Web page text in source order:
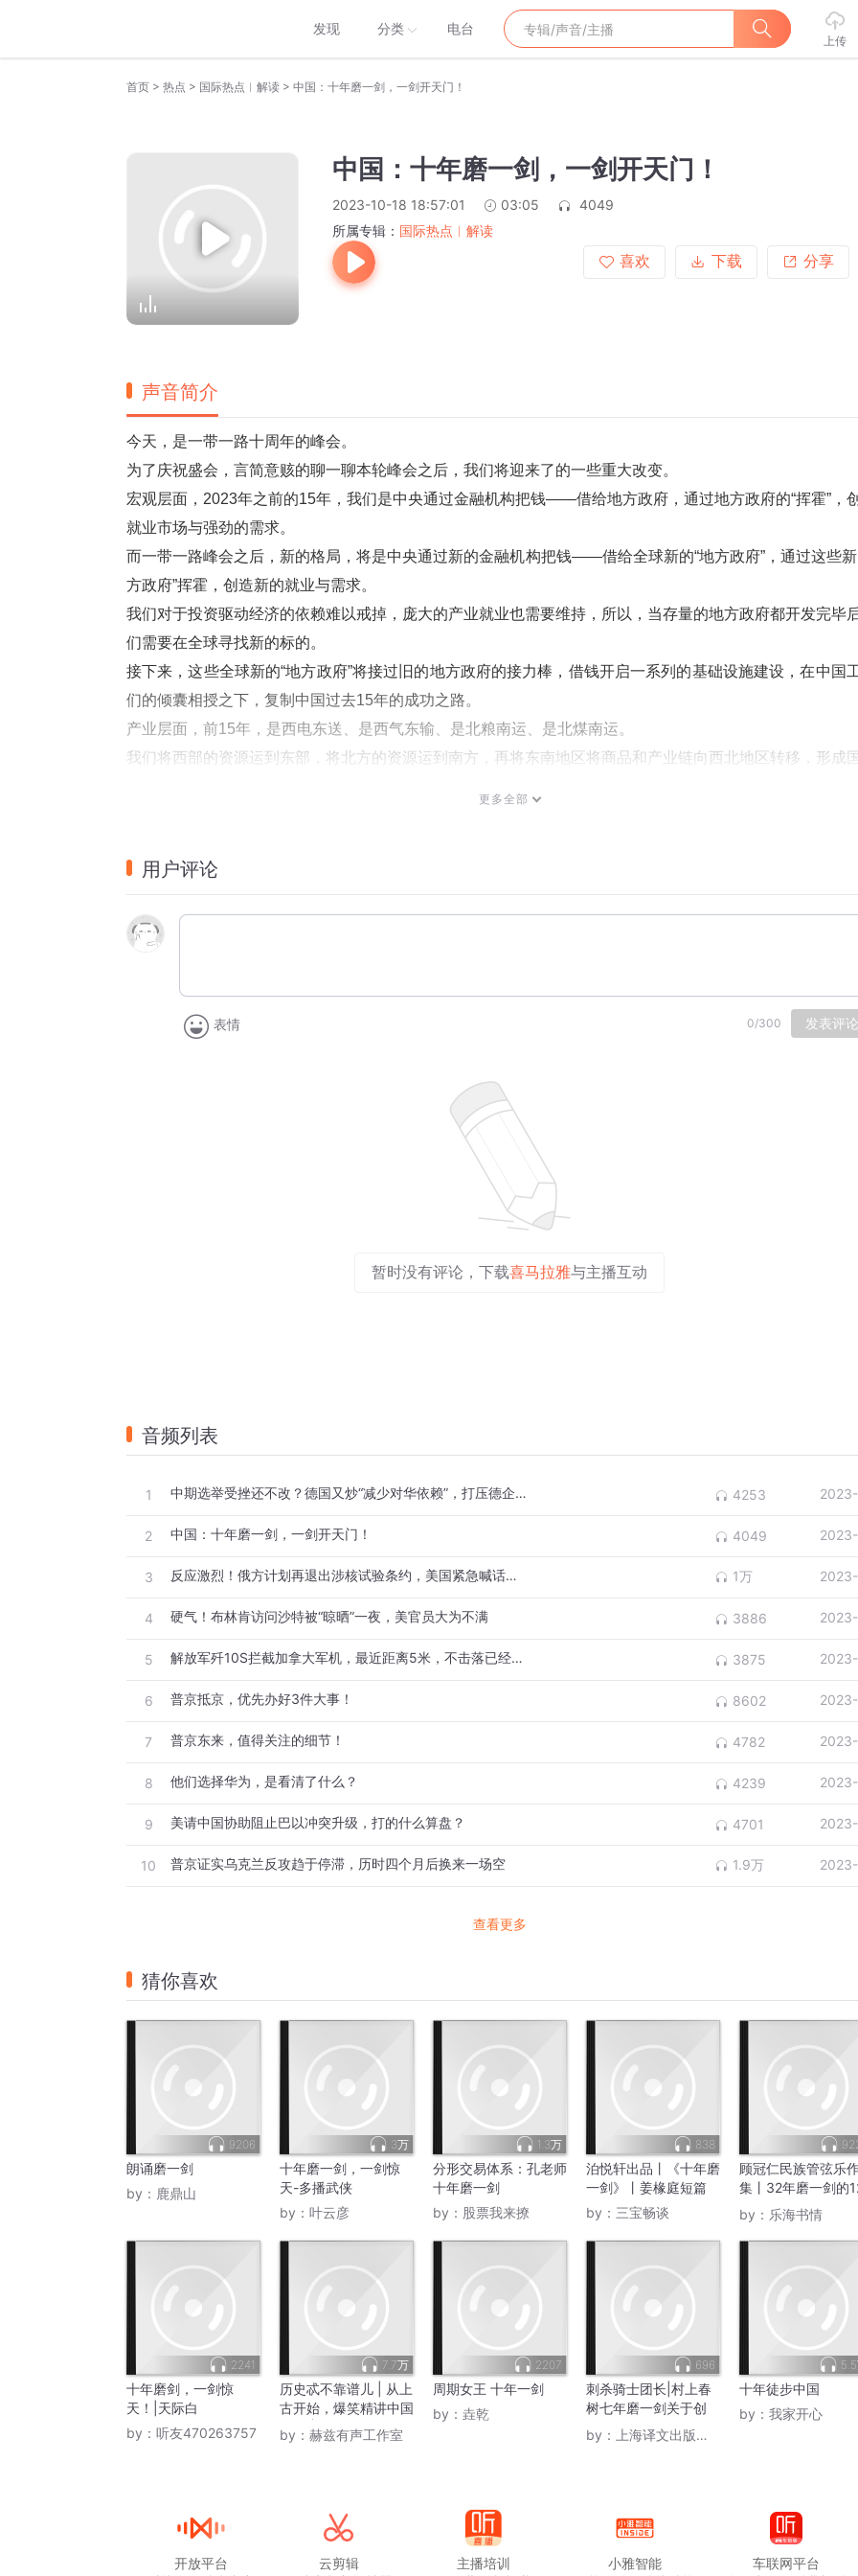
发现 分类 电台
上传
首页 > 热点 > 国际热点︱解读 > 中国：十年磨一剑，一剑开天门！
中国：十年磨一剑，一剑开天门！
2023-10-18 18:57:01 03:05
4049
所属专辑： 国际热点︱解读
喜欢
下载 分享
声音简介
今天，是一带一路十周年的峰会。
为了庆祝盛会，言简意赅的聊一聊本轮峰会之后，我们将迎来了的一些重大改变。
宏观层面，2023年之前的15年，我们是中央通过金融机构把钱——借给地方政府，通过地方政府的“挥霍”，
就业市场与强劲的需求。
而一带一路峰会之后，新的格局，将是中央通过新的金融机构把钱——借给全球新的“地方政府”，通过这些新
方政府”挥霍，创造新的就业与需求。
我们对于投资驱动经济的依赖难以戒掉，庞大的产业就业也需要维持，所以，当存量的地方政府都开发完毕
们需要在全球寻找新的标的。
接下来，这些全球新的“地方政府”将接过旧的地方政府的接力棒，借钱开启一系列的基础设施建设，在中国
们的倾囊相授之下，复制中国过去15年的成功之路。
产业层面，前15年，是西电东送、是西气东输、是北粮南运、是北煤南运。
我们将西部的资源运到东部，将北方的资源运到南方，再将东南地区将商品和产业链向西北地区转移，形成
大循环。
买买。
随着产业链从旧的地方政府向新的“地方政府”迁移，随着信贷从旧的地方政府向新的“地方政府”投放，会使得
与资本从旧时代撤离，涌入新时代。
经济模式的底层逻辑并没有根本性的变化，虽然这一轮“跑部”的肤色语言乃至习惯各异，但他们需要的都是中
所以，对于今年的种种冲击，没有必要过度恐慌，我们不过是再次迎来了2008年的经济周期，对此，我们也
能源的产业链，只是这一轮的中央投资不再重复搞全国的大基建，而是转向了一带一路上更为广阔的率土之滨
更多全部
用户评论
表情 0/300 发表评论
暂时没有评论，下载喜马拉雅与主播互动
音频列表
1 中期选举受挫还不改？德国又炒“减少对华依赖”，打压德企投资 4253
2 中国：十年磨一剑，一剑开天门！ 4049
3 反应激烈！俄方计划再退出涉核试验条约，美国紧急喊话：别这样做 1万
4 硬气！布林肯访问沙特被“晾晒”一夜，美官员大为不满 3886
5 解放军歼10S拦截加拿大军机，最近距离5米，不击落已经很客气了 3875
6 普京抵京，优先办好3件大事！ 8602
7 普京东来，值得关注的细节！ 4782
8 他们选择华为，是看清了什么？ 4239
9 美请中国协助阻止巴以冲突升级，打的什么算盘？ 4701
10 普京证实乌克兰反攻趋于停滞，历时四个月后换来一场空 1.9万
查看更多
猜你喜欢
9206
朗诵磨一剑
by： 鹿鼎山
3万
十年磨一剑，一剑惊
天-多播武侠
by： 叶云彦
1.3万
分形交易体系：孔老师
十年磨一剑
by： 股票我来撩
838
泊悦轩出品丨《十年磨
一剑》丨姜椽庭短篇
by： 三宝畅谈
顾冠仁民族管弦乐
集丨32年磨一剑的
首经典之作
by： 乐海书情
2241
十年磨剑，一剑惊
天！|天际白
by： 听友470263757
7.7万
历史忒不靠谱儿 | 从上
古开始，爆笑精讲中国
历史 | 作者胡宁，演播
赫兹 | 上下五千年，十
by： 赫兹有声工作室
2207
周期女王 十年一剑
by： 垚乾
696
刺杀骑士团长|村上春
树七年磨一剑关于创
伤、内省、对峙、重生
的力量之作|日本文
by： 上海译文出版社电子书
十年徒步中国
by： 我家开心
开放平台
云剪辑
主播培训
小雅智能
车联网平台